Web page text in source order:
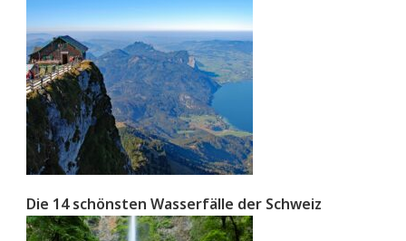
Die 14 schönsten Wasserfälle der Schweiz